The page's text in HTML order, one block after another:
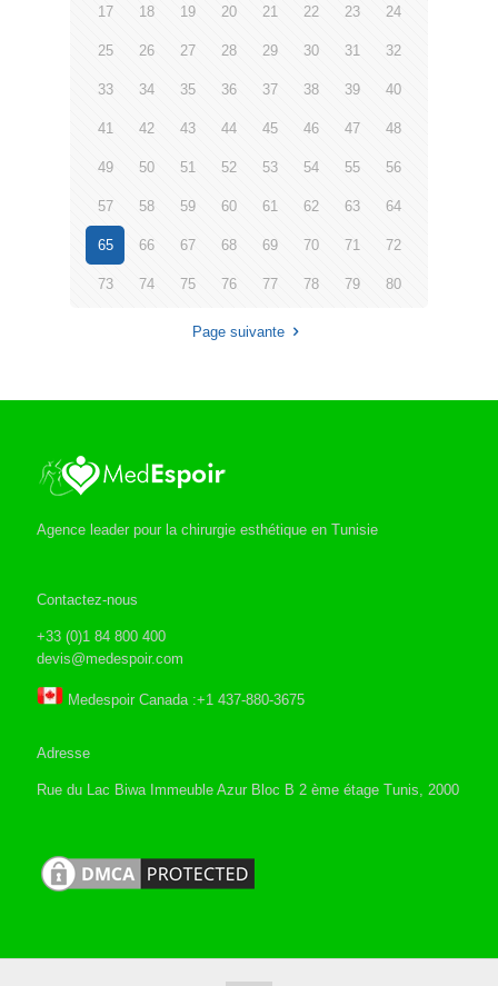
17 18 19 20 21 22 23 24
25 26 27 28 29 30 31 32
33 34 35 36 37 38 39 40
41 42 43 44 45 46 47 48
49 50 51 52 53 54 55 56
57 58 59 60 61 62 63 64
65 66 67 68 69 70 71 72
73 74 75 76 77 78 79 80
Page suivante
Agence leader pour la chirurgie esthétique en Tunisie
Contactez-nous
+33 (0)1 84 800 400
devis@medespoir.com
Medespoir Canada :+1 437-880-3675
Adresse
Rue du Lac Biwa Immeuble Azur Bloc B 2 ème étage Tunis, 2000